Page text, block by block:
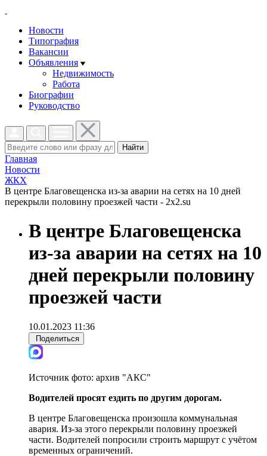
Новости
Типография
Вакансии
Объявления
Недвижимость
Работа
Биографии
Руководство
Найти
Главная
Новости
ЖКХ
В центре Благовещенска из-за аварии на сетях на 10 дней
перекрыли половину проезжей части - 2x2.su
В центре Благовещенска
из-за аварии на сетях на 10
дней перекрыли половину
проезжей части
10.01.2023 11:36
Поделиться
Источник фото: архив "АКС"
Водителей просят ездить по другим дорогам.
В центре Благовещенска произошла коммунальная
авария. Из-за этого перекрыли половину проезжей
части. Водителей попросили строить маршрут с учётом
временных ограничений.